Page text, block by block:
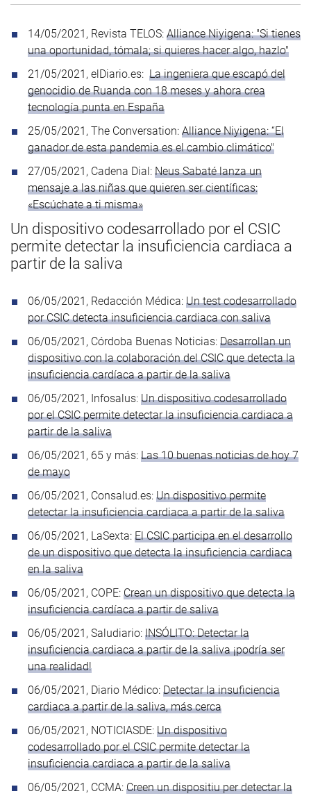
14/05/2021, Revista TELOS: Alliance Niyigena: "Si tienes
una oportunidad, tómala; si quieres hacer algo, hazlo"
21/05/2021, elDiario.es: La ingeniera que escapó del
genocidio de Ruanda con 18 meses y ahora crea
tecnología punta en España
25/05/2021, The Conversation: Alliance Niyigena: “El
ganador de esta pandemia es el cambio climático"
27/05/2021, Cadena Dial: Neus Sabaté lanza un
mensaje a las niñas que quieren ser científicas:
«Escúchate a ti misma»
Un dispositivo codesarrollado por el CSIC
permite detectar la insuficiencia cardiaca a
partir de la saliva
06/05/2021, Redacción Médica: Un test codesarrollado
por CSIC detecta insuficiencia cardiaca con saliva
06/05/2021, Córdoba Buenas Noticias: Desarrollan un
dispositivo con la colaboración del CSIC que detecta la
insuficiencia cardíaca a partir de la saliva
06/05/2021, Infosalus: Un dispositivo codesarrollado
por el CSIC permite detectar la insuficiencia cardiaca a
partir de la saliva
06/05/2021, 65 y más: Las 10 buenas noticias de hoy 7
de mayo
06/05/2021, Consalud.es: Un dispositivo permite
detectar la insuficiencia cardiaca a partir de la saliva
06/05/2021, LaSexta: El CSIC participa en el desarrollo
de un dispositivo que detecta la insuficiencia cardiaca
en la saliva
06/05/2021, COPE: Crean un dispositivo que detecta la
insuficiencia cardíaca a partir de saliva
06/05/2021, Saludiario: INSÓLITO: Detectar la
insuficiencia cardiaca a partir de la saliva ¡podría ser
una realidad!
06/05/2021, Diario Médico: Detectar la insuficiencia
cardiaca a partir de la saliva, más cerca
06/05/2021, NOTICIASDE: Un dispositivo
codesarrollado por el CSIC permite detectar la
insuficiencia cardiaca a partir de la saliva
06/05/2021, CCMA: Creen un dispositiu per detectar la